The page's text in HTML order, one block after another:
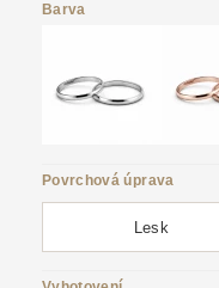
Barva
Povrchová úprava
Lesk